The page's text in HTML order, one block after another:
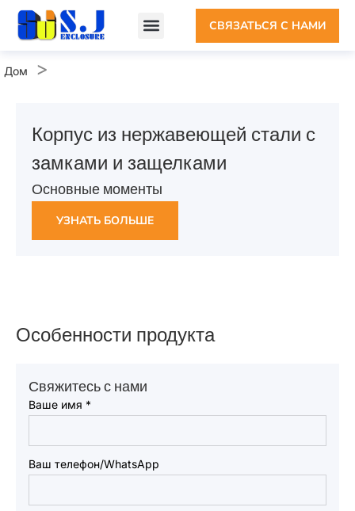
СВЯЗАТЬСЯ С НАМИ
Дом >
Корпус из нержавеющей стали с
замками и защелками
Основные моменты
УЗНАТЬ БОЛЬШЕ
Особенности продукта
Свяжитесь с нами
Ваше имя *
Ваш телефон/WhatsApp